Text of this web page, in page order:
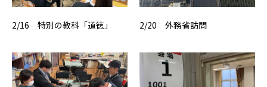
2/16 特別の教科「道徳」 2/20 外務省訪問